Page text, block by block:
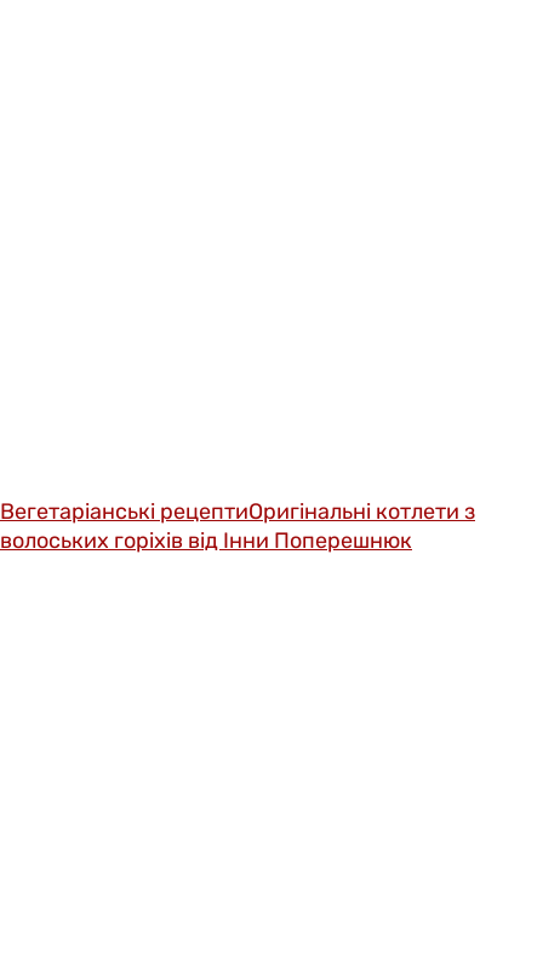
Вегетаріанські рецептиОригінальні котлети з
волоських горіхів від Інни Поперешнюк